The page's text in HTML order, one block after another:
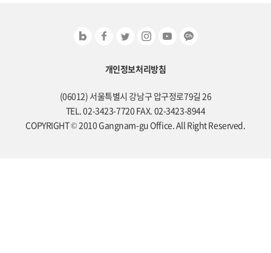
개인정보처리방침
(06012) 서울특별시 강남구 압구정로79길 26
TEL. 02-3423-7720 FAX. 02-3423-8944
COPYRIGHT © 2010 Gangnam-gu Office. All Right Reserved.